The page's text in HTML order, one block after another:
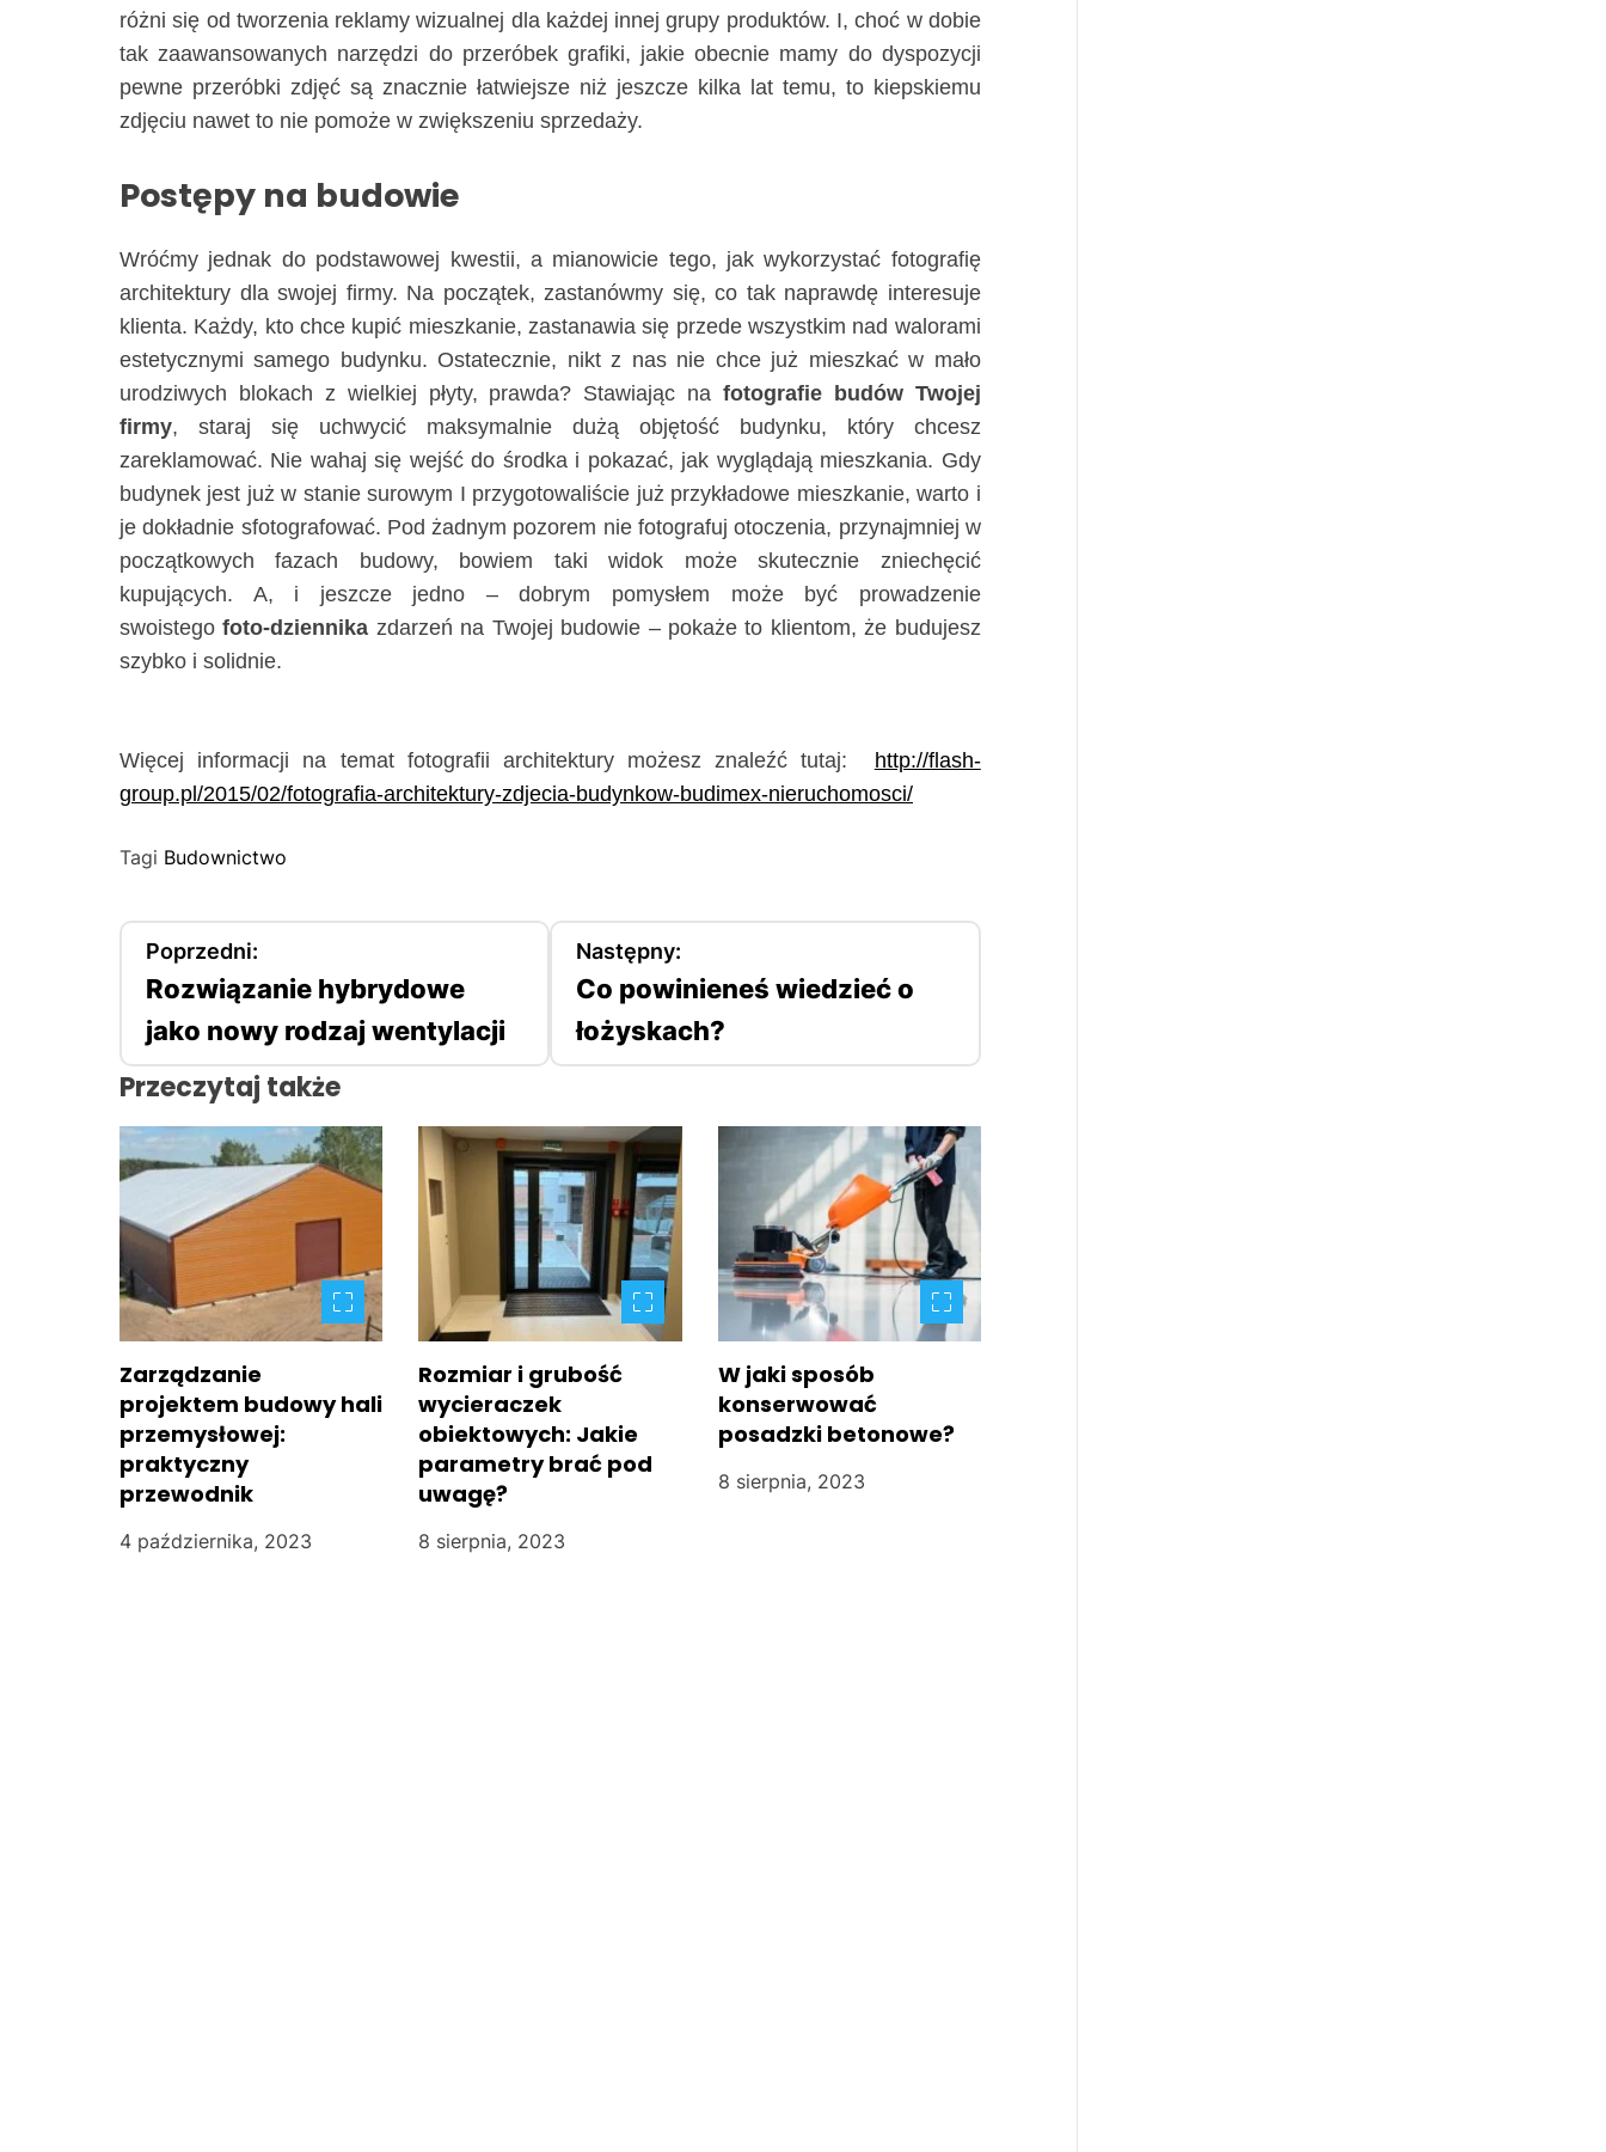
różni się od tworzenia reklamy wizualnej dla każdej innej grupy produktów. I, choć w dobie
tak zaawansowanych narzędzi do przeróbek grafiki, jakie obecnie mamy do dyspozycji
pewne przeróbki zdjęć są znacznie łatwiejsze niż jeszcze kilka lat temu, to kiepskiemu
zdjęciu nawet to nie pomoże w zwiększeniu sprzedaży.
Postępy na budowie
Wróćmy jednak do podstawowej kwestii, a mianowicie tego, jak wykorzystać fotografię
architektury dla swojej firmy. Na początek, zastanówmy się, co tak naprawdę interesuje
klienta. Każdy, kto chce kupić mieszkanie, zastanawia się przede wszystkim nad walorami
estetycznymi samego budynku. Ostatecznie, nikt z nas nie chce już mieszkać w mało
urodziwych blokach z wielkiej płyty, prawda? Stawiając nafotografie budów Twojej
firmy, staraj się uchwycić maksymalnie dużą objętość budynku, który chcesz
zareklamować. Nie wahaj się wejść do środka i pokazać, jak wyglądają mieszkania. Gdy
budynek jest już w stanie surowym I przygotowaliście już przykładowe mieszkanie, warto i
je dokładnie sfotografować. Pod żadnym pozorem nie fotografuj otoczenia, przynajmniej w
początkowych fazach budowy, bowiem taki widok może skutecznie zniechęcić
kupujących. A, i jeszcze jedno – dobrym pomysłem może być prowadzenie
swoistegofoto-dziennika zdarzeń na Twojej budowie – pokaże to klientom, że budujesz
szybko i solidnie.
Więcej informacji na temat fotografii architektury możesz znaleźć tutaj: http://flash-
group.pl/2015/02/fotografia-architektury-zdjecia-budynkow-budimex-nieruchomosci/
Tagi Budownictwo
w
i
g
c
j
a
w
p
i
s
Poprzedni:
Rozwiązanie hybrydowe
jako nowy rodzaj wentylacji
Następny:
Co powinieneś wiedzieć o
łożyskach?
Przeczytaj także
Zarządzanie
projektem budowy hali
przemysłowej:
praktyczny
przewodnik
4 października, 2023
Rozmiar i grubość
wycieraczek
obiektowych: Jakie
parametry brać pod
uwagę?
8 sierpnia, 2023
W jaki sposób
konserwować
posadzki betonowe?
8 sierpnia, 2023